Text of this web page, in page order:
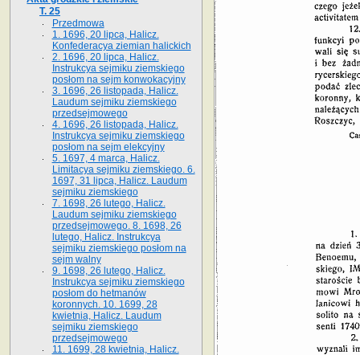
T. 25
Przedmowa
1. 1696, 20 lipca, Halicz.
Konfederacya ziemian halickich
2. 1696, 20 lipca, Halicz.
Instrukcya sejmiku ziemskiego
posłom na sejm konwokacyjny
3. 1696, 26 listopada, Halicz.
Laudum sejmiku ziemskiego
przedsejmowego
4. 1696, 26 listopada, Halicz.
Instrukcya sejmiku ziemskiego
posłom na sejm elekcyjny
5. 1697, 4 marca, Halicz.
Limitacya sejmiku ziemskiego. 6.
1697, 31 lipca, Halicz. Laudum
sejmiku ziemskiego
7. 1698, 26 lutego, Halicz.
Laudum sejmiku ziemskiego
przedsejmowego. 8. 1698, 26
lutego, Halicz. Instrukcya
sejmiku ziemskiego posłom na
sejm walny
9. 1698, 26 lutego, Halicz.
Instrukcya sejmiku ziemskiego
posłom do hetmanów
koronnych. 10. 1699, 28
kwietnia, Halicz. Laudum
sejmiku ziemskiego
przedsejmowego
11. 1699, 28 kwietnia, Halicz.